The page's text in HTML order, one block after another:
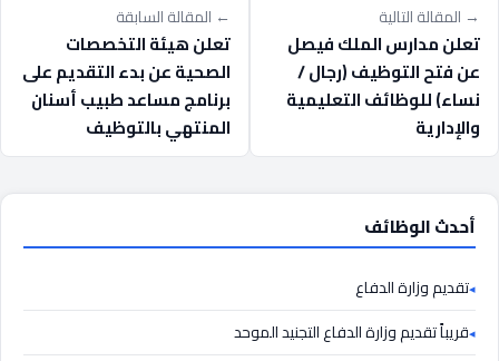
→ المقالة التالية
تعلن مدارس الملك فيصل
عن فتح التوظيف (رجال /
نساء) للوظائف التعليمية
والإدارية
← المقالة السابقة
تعلن هيئة التخصصات
الصحية عن بدء التقديم على
برنامج مساعد طبيب أسنان
المنتهي بالتوظيف
أحدث الوظائف
تقديم وزارة الدفاع
قريباً تقديم وزارة الدفاع التجنيد الموحد